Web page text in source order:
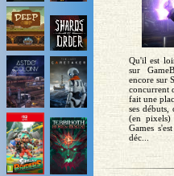
Qu'il est
sur
encore sur
concurrent
fait une
ses débuts,
(en
Games
déc...